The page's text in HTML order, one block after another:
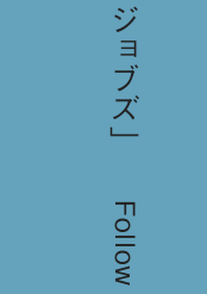
Follow us